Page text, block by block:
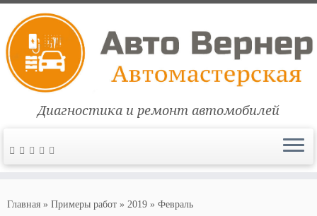
Диагностика и ремонт автомобилей
Главная » Примеры работ » 2019 » Февраль